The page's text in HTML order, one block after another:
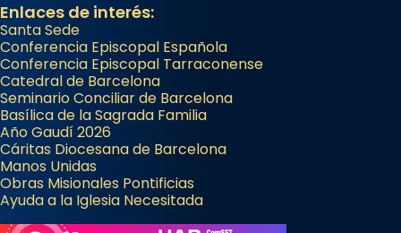
Enlaces de interés:
Santa Sede
Conferencia Episcopal Española
Conferencia Episcopal Tarraconense
Catedral de Barcelona
Seminario Conciliar de Barcelona
Basílica de la Sagrada Familia
Año Gaudí 2026
Cáritas Diocesana de Barcelona
Manos Unidas
Obras Misionales Pontificias
Ayuda a la Iglesia Necesitada